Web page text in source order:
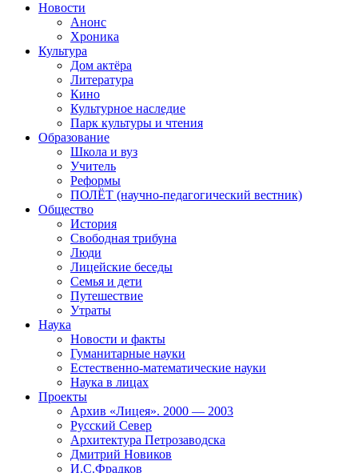
Новости
Анонс
Хроника
Культура
Дом актёра
Литература
Кино
Культурное наследие
Парк культуры и чтения
Образование
Школа и вуз
Учитель
Реформы
ПОЛЁТ (научно-педагогический вестник)
Общество
История
Свободная трибуна
Люди
Лицейские беседы
Семья и дети
Путешествие
Утраты
Наука
Новости и факты
Гуманитарные науки
Естественно-математические науки
Наука в лицах
Проекты
Архив «Лицея». 2000 — 2003
Русский Север
Архитектура Петрозаводска
Дмитрий Новиков
И.С.Фрадков